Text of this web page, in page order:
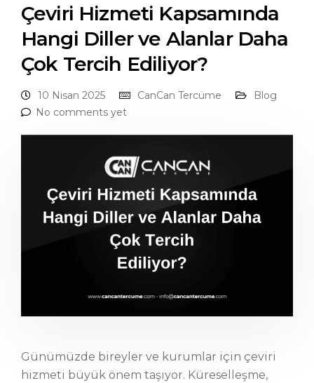
Çeviri Hizmeti Kapsamında
Hangi Diller ve Alanlar Daha
Çok Tercih Ediliyor?
10 Nisan 2025 CanCan Tercüme
Blog
No comments yet
Günümüzde bireyler ve kurumlar için çeviri
hizmeti büyük önem taşıyor. Küreselleşme,